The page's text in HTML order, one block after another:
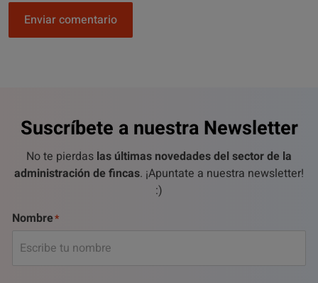
Enviar comentario
Suscríbete a nuestra Newsletter
No te pierdas las últimas novedades del sector de la
administración de fincas. ¡Apuntate a nuestra newsletter!
:)
Nombre